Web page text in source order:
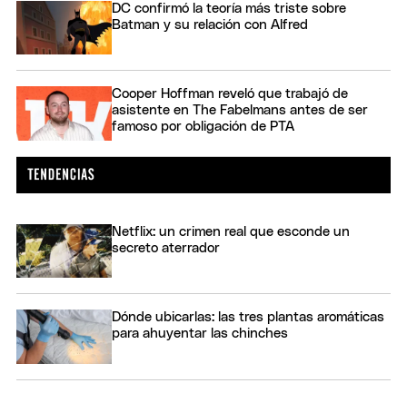
DC confirmó la teoría más triste sobre
Batman y su relación con Alfred
Cooper Hoffman reveló que trabajó de
asistente en The Fabelmans antes de ser
famoso por obligación de PTA
Netflix: un crimen real que esconde un
secreto aterrador
Dónde ubicarlas: las tres plantas aromáticas
para ahuyentar las chinches